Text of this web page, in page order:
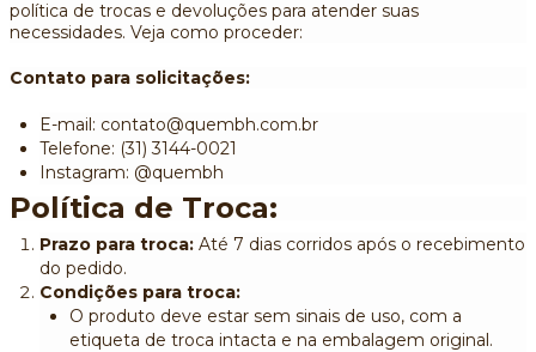
política de trocas e devoluções para atender suas
necessidades. Veja como proceder:
Contato para solicitações:
E-mail: contato@quembh.com.br
Telefone: (31) 3144-0021
Instagram: @quembh
Política de Troca:
Prazo para troca: Até 7 dias corridos após o recebimento
do pedido.
Condições para troca:
O produto deve estar sem sinais de uso, com a
etiqueta de troca intacta e na embalagem original.